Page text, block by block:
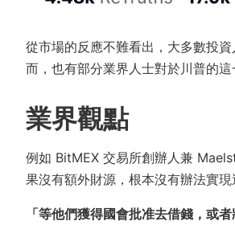
從市場的反應不難看出，大多數投
而，也有部分業界人士對於川普的這
業界觀點
例如 BitMEX 交易所創辦人兼
果沒有額外財源，根本沒有辦法實現
「等他們獲得國會批准去借錢，或